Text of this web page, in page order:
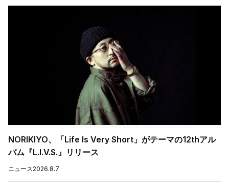
NORIKIYO、「Life Is Very Short」がテーマの12thアル
バム『L.I.V.S.』リリース
ニュース2026.8.7